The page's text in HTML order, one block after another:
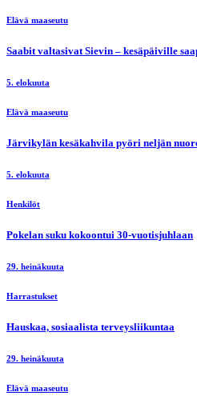
Elävä maaseutu
Saabit valtasivat Sievin – kesäpäiville
5. elokuuta
Elävä maaseutu
Järvikylän kesäkahvila pyöri neljän
5. elokuuta
Henkilöt
Pokelan suku kokoontui 30-vuotisjuhlaan
29. heinäkuuta
Harrastukset
Hauskaa, sosiaalista terveysliikuntaa
29. heinäkuuta
Elävä maaseutu